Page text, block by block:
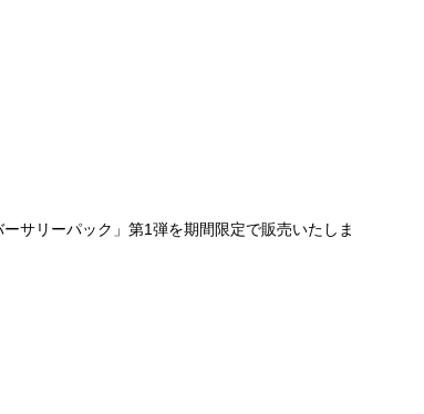
サリーパック」第1弾を期間限定で販売いたしま